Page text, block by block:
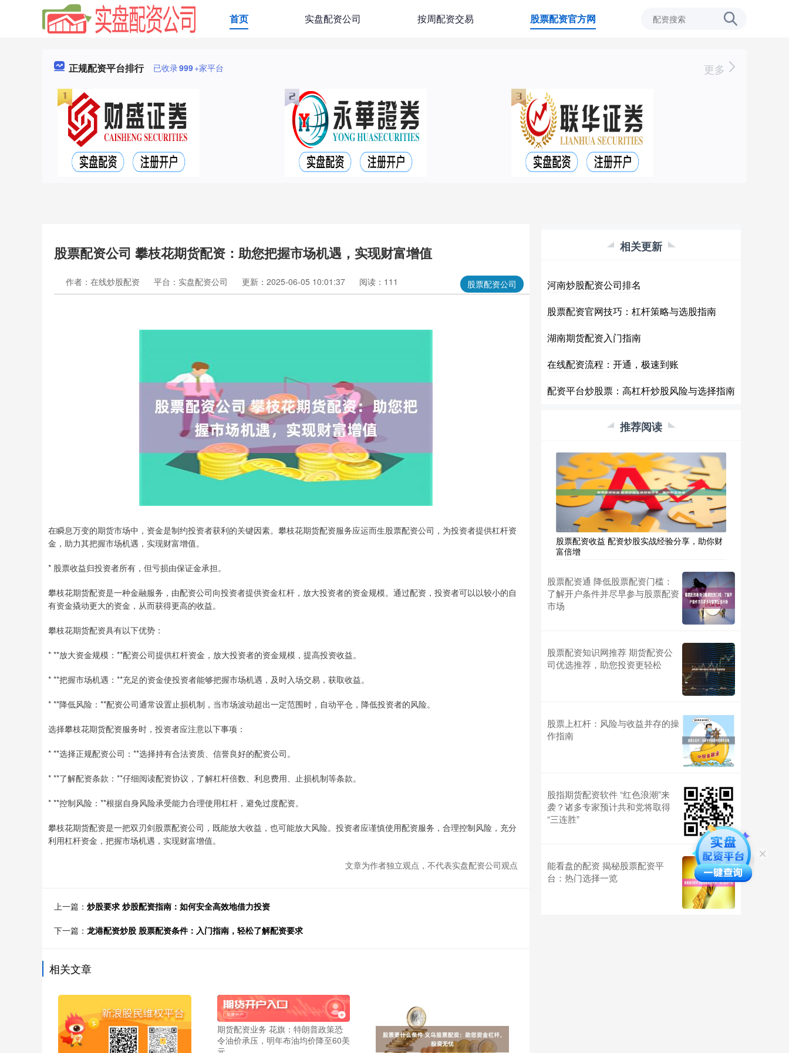
首页 实盘配资公司 按周配资交易 股票配资官方网
正规配资平台排行 已收录999+家平台 更多
股票配资公司 攀枝花期货配资：助您把握市场机遇，实现财富增值
股票配资公司
作者：在线炒股配资 平台：实盘配资公司 更新：2025-06-05 10:01:37 阅读：111
在瞬息万变的期货市场中，资金是制约投资者获利的关键因素。攀枝花期货配资服务应运而生股票配资公司，为投资者提供杠杆资
金，助力其把握市场机遇，实现财富增值。
* 股票收益归投资者所有，但亏损由保证金承担。
攀枝花期货配资是一种金融服务，由配资公司向投资者提供资金杠杆，放大投资者的资金规模。通过配资，投资者可以以较小的自
有资金撬动更大的资金，从而获得更高的收益。
攀枝花期货配资具有以下优势：
* **放大资金规模：**配资公司提供杠杆资金，放大投资者的资金规模，提高投资收益。
* **把握市场机遇：**充足的资金使投资者能够把握市场机遇，及时入场交易，获取收益。
* **降低风险：**配资公司通常设置止损机制，当市场波动超出一定范围时，自动平仓，降低投资者的风险。
选择攀枝花期货配资服务时，投资者应注意以下事项：
* **选择正规配资公司：**选择持有合法资质、信誉良好的配资公司。
* **了解配资条款：**仔细阅读配资协议，了解杠杆倍数、利息费用、止损机制等条款。
* **控制风险：**根据自身风险承受能力合理使用杠杆，避免过度配资。
攀枝花期货配资是一把双刃剑股票配资公司，既能放大收益，也可能放大风险。投资者应谨慎使用配资服务，合理控制风险，充分
利用杠杆资金，把握市场机遇，实现财富增值。
文章为作者独立观点，不代表实盘配资公司观点
上一篇： 炒股要求 炒股配资指南：如何安全高效地借力投资
下一篇： 龙港配资炒股 股票配资条件：入门指南，轻松了解配资要求
相关文章
期货配资业务 花旗：特朗普政策恐
令油价承压，明年布油均价降至60美
相关更新
河南炒股配资公司排名
股票配资官网技巧：杠杆策略与选股指南
湖南期货配资入门指南
在线配资流程：开通，极速到账
配资平台炒股票：高杠杆炒股风险与选择指南
推荐阅读
股票配资收益 配资炒股实战经验分享，助你财
富倍增
股票配资通 降低股票配资门槛：
了解开户条件并尽早参与股票配资
市场
股票配资知识网推荐 期货配资公
司优选推荐，助您投资更轻松
股票上杠杆：风险与收益并存的操
作指南
股指期货配资软件 “红色浪潮”来
袭？诸多专家预计共和党将取得
“三连胜”
能看盘的配资 揭秘股票配资平
台：热门选择一览